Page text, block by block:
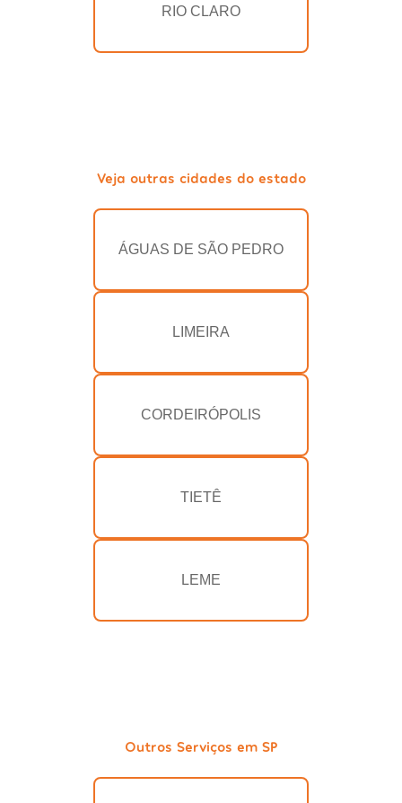
RIO CLARO
Veja outras cidades do estado
ÁGUAS DE SÃO PEDRO
LIMEIRA
CORDEIRÓPOLIS
TIETÊ
LEME
Outros Serviços em SP